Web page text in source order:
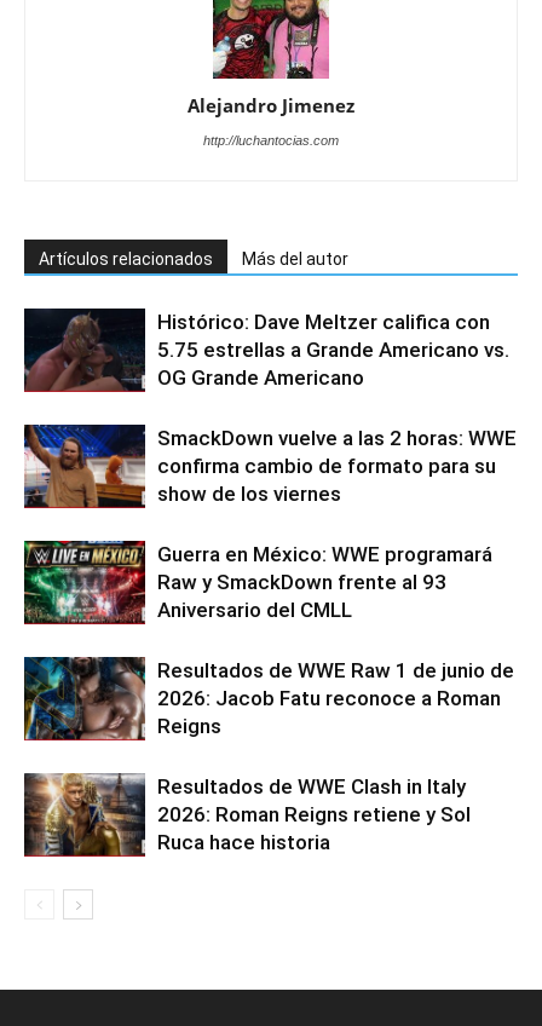
Alejandro Jimenez
http://luchantocias.com
Artículos relacionados Más del autor
Histórico: Dave Meltzer califica con
5.75 estrellas a Grande Americano vs.
OG Grande Americano
SmackDown vuelve a las 2 horas: WWE
confirma cambio de formato para su
show de los viernes
Guerra en México: WWE programará
Raw y SmackDown frente al 93
Aniversario del CMLL
Resultados de WWE Raw 1 de junio de
2026: Jacob Fatu reconoce a Roman
Reigns
Resultados de WWE Clash in Italy
2026: Roman Reigns retiene y Sol
Ruca hace historia